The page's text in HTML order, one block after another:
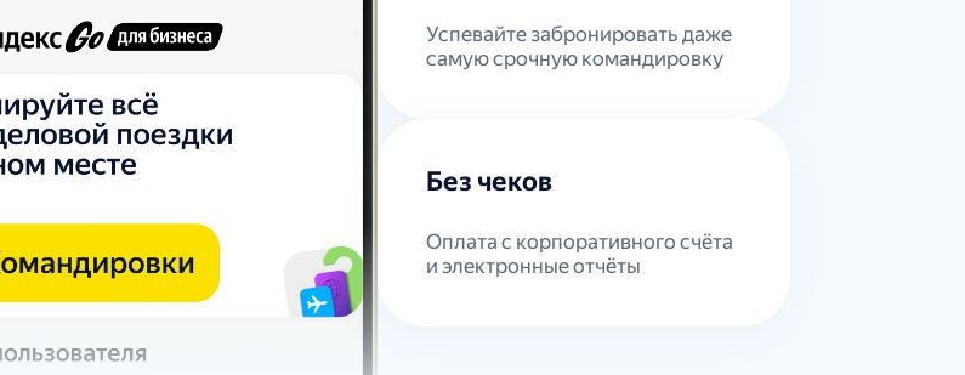
Успевайте забронировать даже
самую срочную командировку
Без чеков
Оплата с корпоративного счёта
и электронные отчёты